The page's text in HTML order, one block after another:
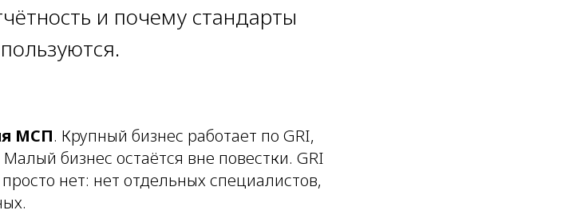
и почему стандарты
МСП. Крупный бизнес работает по GRI,
бизнес остаётся вне повестки. GRI
нет: нет отдельных специалистов,